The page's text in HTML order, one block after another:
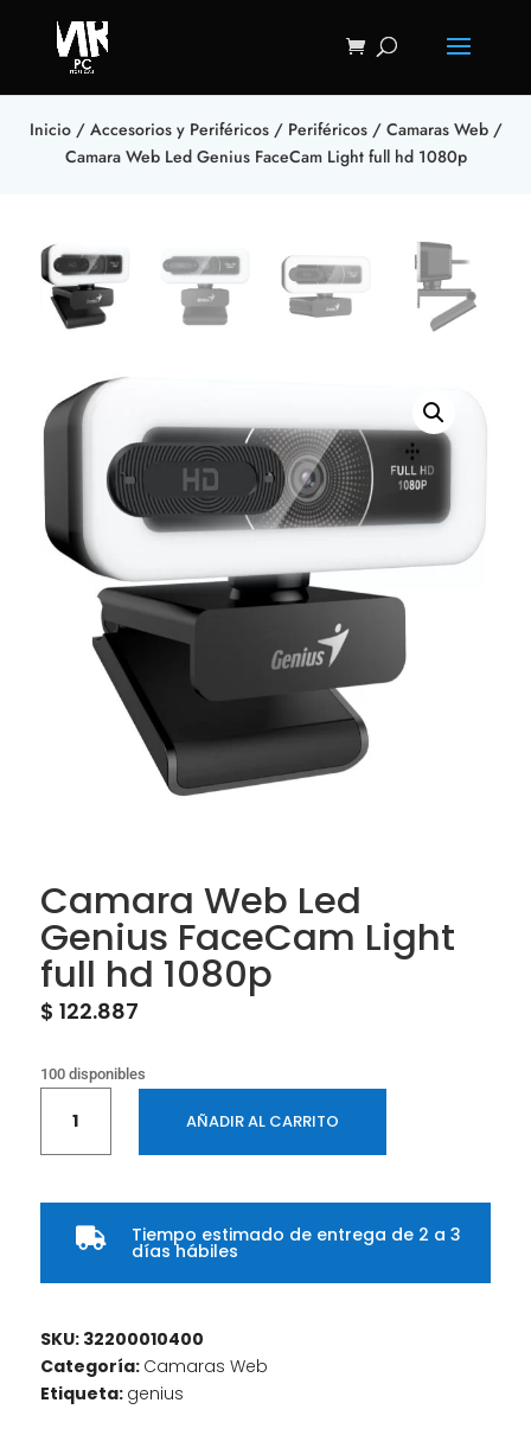
Inicio/ Accesorios y Periféricos/ Periféricos/ Camaras Web/
Camara Web Led Genius FaceCam Light full hd 1080p
Camara Web Led
Genius FaceCam Light
full hd 1080p
$ 122.887
100 disponibles
Web
Led
FaceCam
hd
cantidad
AÑADIR AL CARRITO
 Tiempo estimado de entrega de 2 a 3
días hábiles
SKU: 32200010400
Categoría: Camaras Web
Etiqueta: genius